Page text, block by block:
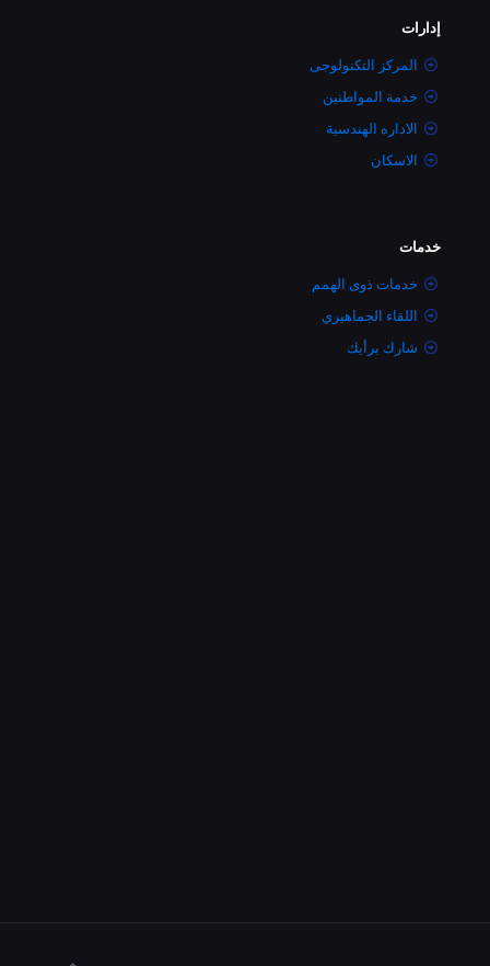
إدارات
المركز التكنولوجى
خدمة المواطنين
الاداره الهندسية
الاسكان
خدمات
خدمات ذوى الهمم
اللقاء الجماهيري
شارك برأيك